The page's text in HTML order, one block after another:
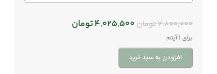
7,800,000تومان 4,025,500تومان
برای 1 آیتم
افزودن به سبد خرید